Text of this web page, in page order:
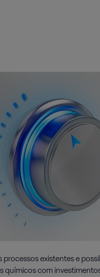
existentes e
com